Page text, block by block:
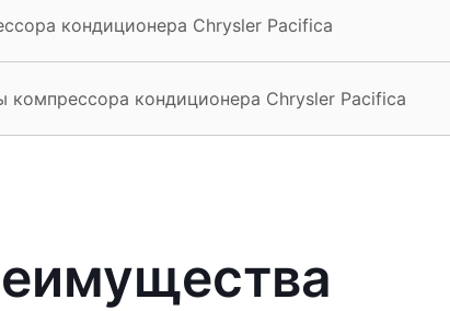
кондиционера Chrysler Pacifica
компрессора кондиционера Chrysler Pacifica